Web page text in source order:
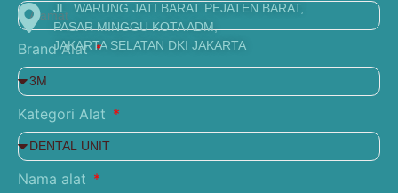
JL. WARUNG JATI BARAT PEJATEN BARAT,
PASAR MINGGU KOTA ADM,
JAKARTA SELATAN DKI JAKARTA
Brand Alat
Kategori Alat
Nama alat